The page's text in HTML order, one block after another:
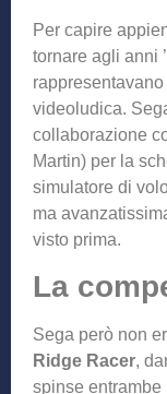
Per capire
tornare agli anni
videoludica.
collaborazione
Martin) per la
simulatore di
ma
visto prima.
La
Sega però non
Ridge Racer,
spinse entrambe